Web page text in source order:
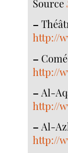
Source
–
http://
–
http://
– Al-
http://
– Al-
http://